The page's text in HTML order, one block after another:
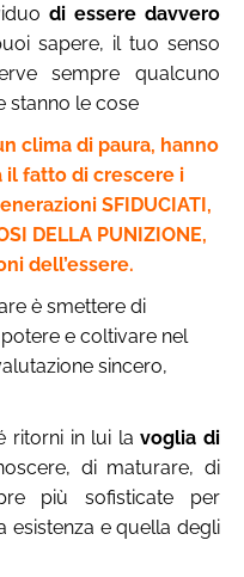
di essere davvero
sapere, il tuo senso
sempre qualcuno
stanno le cose
clima di paura, hanno
il fatto di crescere i
SFIDUCIATI,
DELLA PUNIZIONE,
dell’essere.
è smettere di
e coltivare nel
sincero,
ritorni in lui lavoglia di
di maturare, di
più sofisticate per
esistenza e quella degli